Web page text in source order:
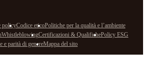
policyCodice eticoPolitiche per la qualità e l’ambiente
WhistleblowingCertificazioni & QualifichePolicy ESG
e parità di genereMappa del sito